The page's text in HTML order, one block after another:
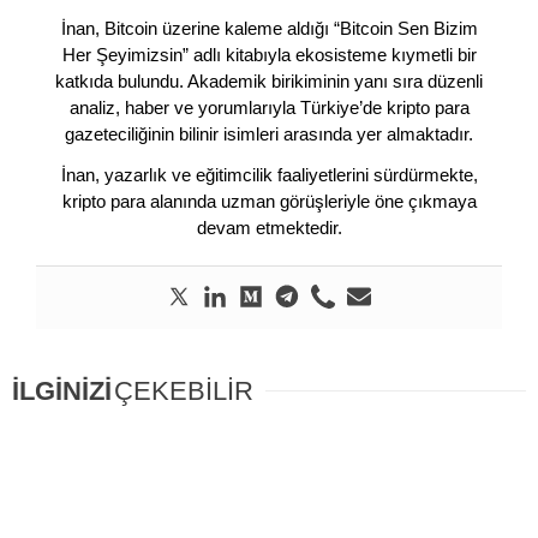
İnan, Bitcoin üzerine kaleme aldığı “Bitcoin Sen Bizim
Her Şeyimizsin” adlı kitabıyla ekosisteme kıymetli bir
katkıda bulundu. Akademik birikiminin yanı sıra düzenli
analiz, haber ve yorumlarıyla Türkiye’de kripto para
gazeteciliğinin bilinir isimleri arasında yer almaktadır.
İnan, yazarlık ve eğitimcilik faaliyetlerini sürdürmekte,
kripto para alanında uzman görüşleriyle öne çıkmaya
devam etmektedir.
İLGİNİZİÇEKEBİLİR